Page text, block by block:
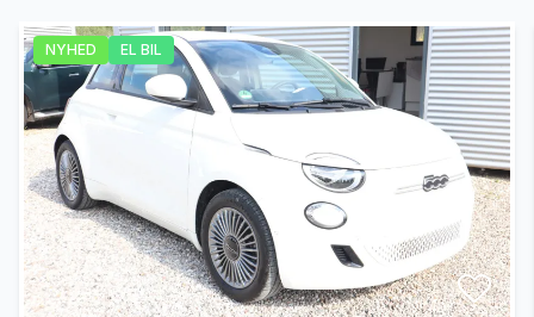
fartpilot
fjernbetjent centrallås
fuldautomatisk klimaanlæg
højdejusterbart førersæde
NYHED EL BIL